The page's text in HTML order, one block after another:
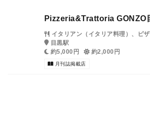
Pizzeria&Trattoria GONZO
イタリアン（イタリア料理）、ピザ
目黒駅
約5,000円
約2,000円
月刊誌掲載店